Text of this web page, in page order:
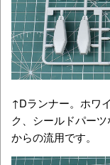
↑Dランナー。ホワ
ク、シールドパーツ
からの流用です。